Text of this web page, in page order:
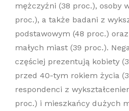
mężczyźni (38 proc.), osoby
proc.), a także badani z
podstawowym (48 proc.)
małych miast (39 proc.).
częściej prezentują kobiety
przed 40-tym rokiem życia
respondenci z
proc.) i mieszkańcy dużych